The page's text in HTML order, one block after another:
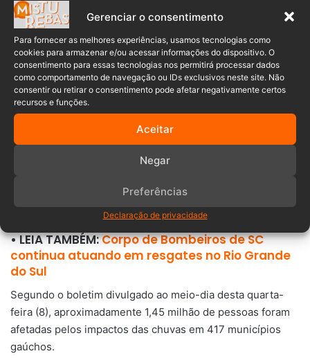
Gerenciar o consentimento
Para fornecer as melhores experiências, usamos tecnologias como
cookies para armazenar e/ou acessar informações do dispositivo. O
consentimento para essas tecnologias nos permitirá processar dados
como comportamento de navegação ou IDs exclusivos neste site. Não
consentir ou retirar o consentimento pode afetar negativamente certos
recursos e funções.
Aceitar
Negar
Preferências
Declaração de privacidade
A tragédia das fortes chuvas que assolaram o Rio Grande
do Sul na última semana deixou um rastro de destruição e
várias vítimas fatais.
A Defesa Civil estadual está investigando os óbitos para
determinar se foram diretamente causados pelas chuvas,
como enxurradas, enchentes, inundações, deslizamentos
Além das perdas humanas, há um número significativo de
desaparecidos em todo o estado.
• LEIA TAMBÉM:Corpo de Bombeiros de SC
continua atuando em resgates no Rio Grande
do Sul
Segundo o boletim divulgado ao meio-dia desta quarta-
feira (8), aproximadamente 1,45 milhão de pessoas foram
afetadas pelos impactos das chuvas em 417 municípios
gaúchos.